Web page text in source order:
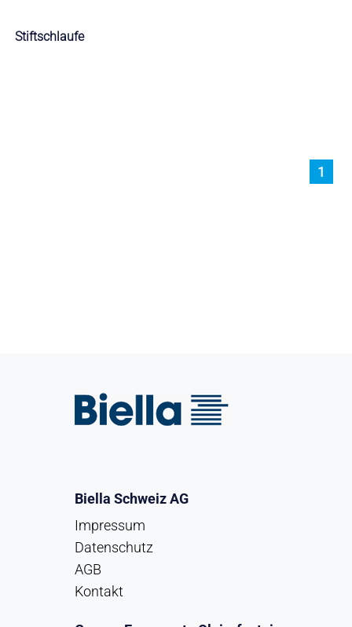
Stiftschlaufe
1
Biella Schweiz AG
Impressum
Datenschutz
AGB
Kontakt